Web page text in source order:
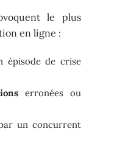
le plus
en ligne :
épisode de crise
erronées ou
un concurrent